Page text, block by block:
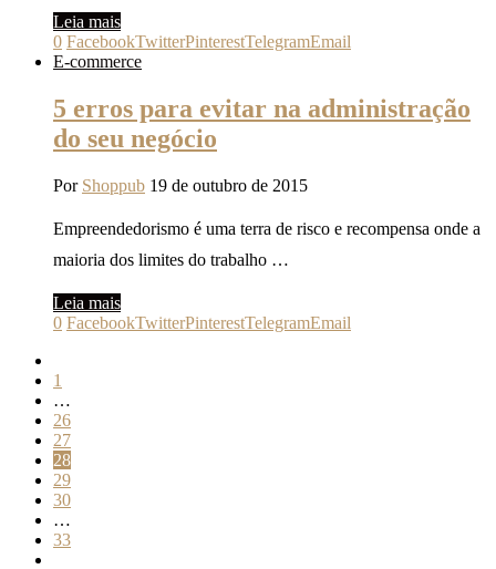
Leia mais
0 FacebookTwitterPinterestTelegramEmail
E-commerce
5 erros para evitar na administração
do seu negócio
Por Shoppub 19 de outubro de 2015
Empreendedorismo é uma terra de risco e recompensa onde a
maioria dos limites do trabalho …
Leia mais
0 FacebookTwitterPinterestTelegramEmail
1
…
26
27
28
29
30
…
33